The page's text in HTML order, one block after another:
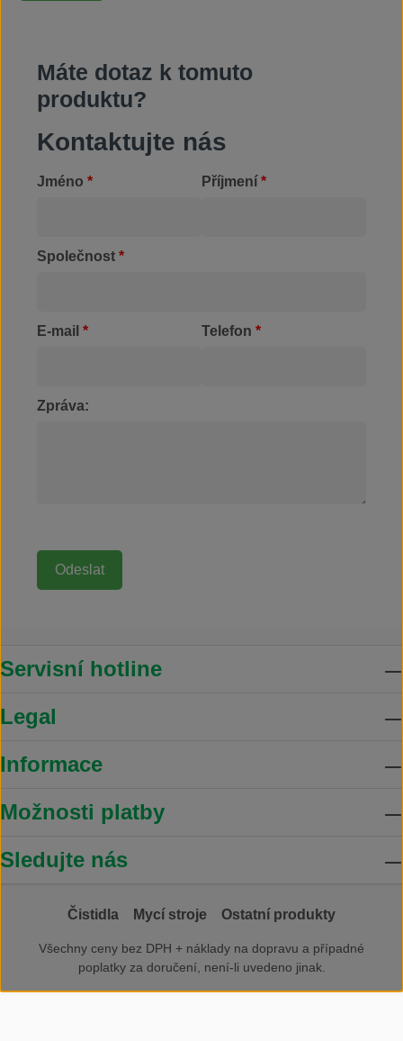
Máte dotaz k tomuto
produktu?
Kontaktujte nás
Jméno * Příjmení *
Společnost *
E-mail * Telefon *
Zpráva:
Servisní hotline
Legal
Informace
Možnosti platby
Sledujte nás
Čistidla Mycí stroje Ostatní produkty
Všechny ceny bez DPH + náklady na dopravu a případné
poplatky za doručení, není-li uvedeno jinak.